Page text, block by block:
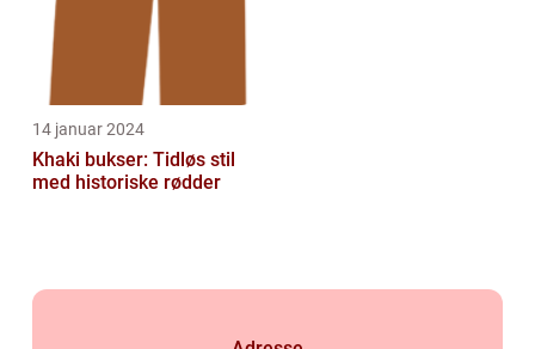
14 januar 2024
Khaki bukser: Tidløs stil
med historiske rødder